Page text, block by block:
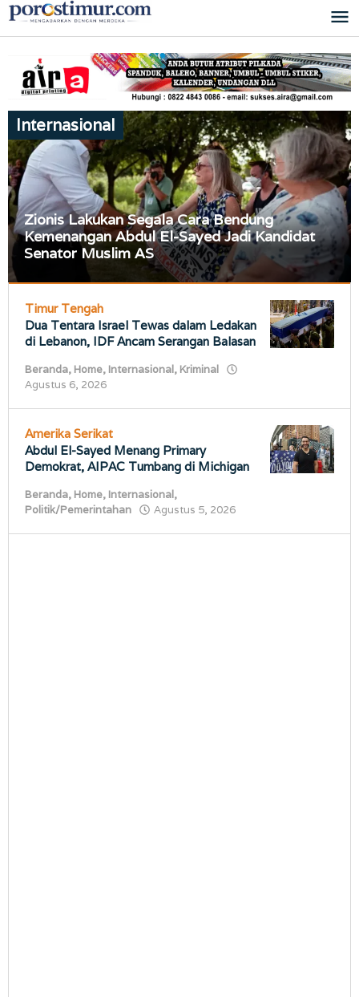
Lewati
ke
Zionis Lakukan Segala Cara Bendung
Kemenangan Abdul El-Sayed Jadi Kandidat
Senator Muslim AS
Home,
Internasional,
Politik/Pemerintahan
Agustus
oleh
porostimur.com
Internasional
Timur Tengah
Dua Tentara Israel Tewas dalam Ledakan
di Lebanon, IDF Ancam Serangan Balasan
Beranda, Home, Internasional, Kriminal
Agustus 6, 2026
Amerika Serikat
Abdul El-Sayed Menang Primary
Demokrat, AIPAC Tumbang di Michigan
Beranda, Home, Internasional,
Politik/Pemerintahan
Agustus 5, 2026